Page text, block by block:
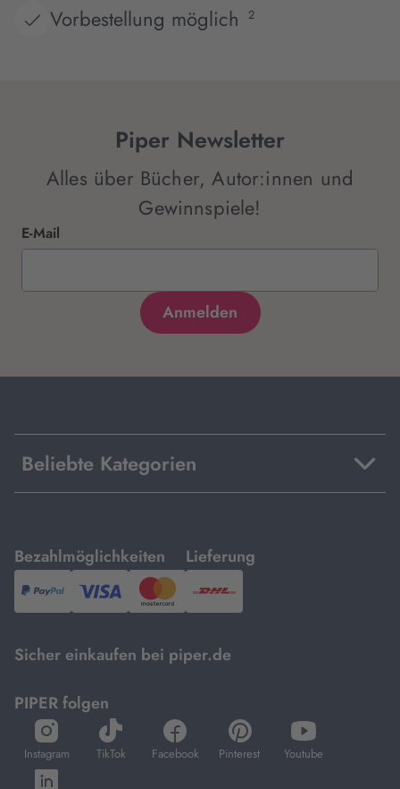
Vorbestellung möglich 2
Piper Newsletter
Alles über Bücher, Autor:innen und
Gewinnspiele!
E-Mail
Beliebte Kategorien
Bezahlmöglichkeiten
mit
PayPal,Visa
und
Lieferung
mit
DHL.
Sicher einkaufen bei piper.de
PIPER folgen
Instagram
öffnet
in
neuem
TikTok
öffnet
in
Facebook
öffnet
in
Pinterest
öffnet
in
Youtube
öffnet
in
öffnet